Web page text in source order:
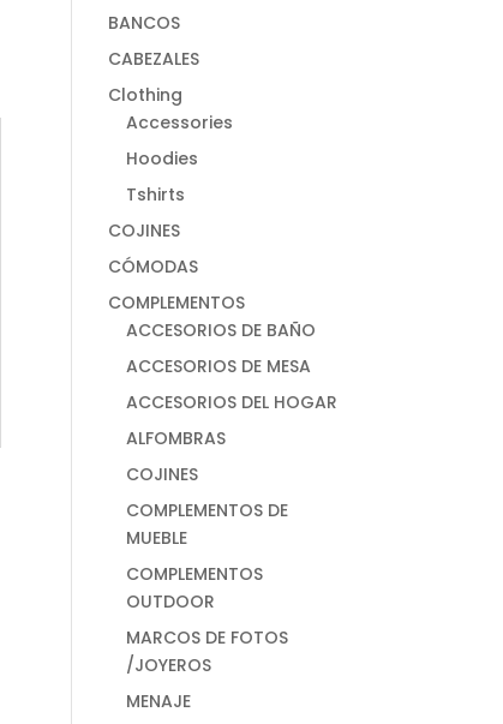
BANCOS
CABEZALES
Clothing
Accessories
Hoodies
Tshirts
COJINES
CÓMODAS
COMPLEMENTOS
ACCESORIOS DE BAÑO
ACCESORIOS DE MESA
ACCESORIOS DEL HOGAR
ALFOMBRAS
COJINES
COMPLEMENTOS DE
MUEBLE
COMPLEMENTOS
OUTDOOR
MARCOS DE FOTOS
/JOYEROS
MENAJE